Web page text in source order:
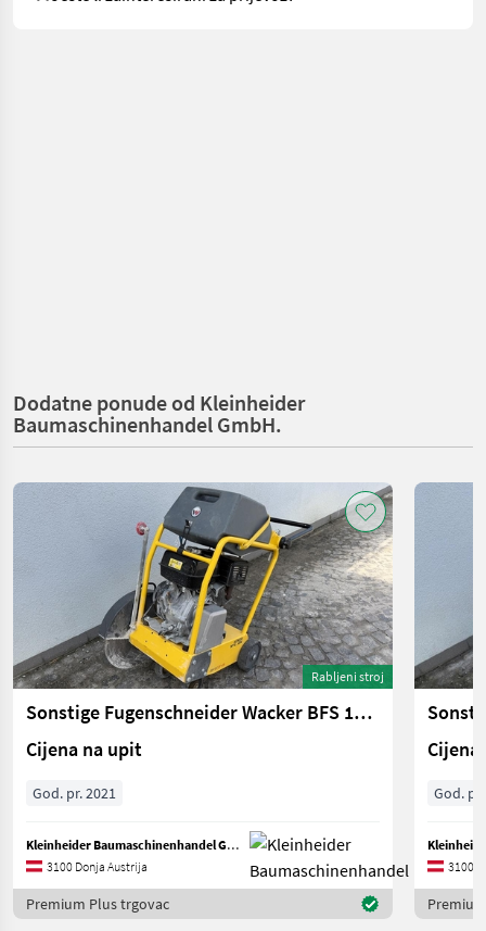
Dodatne ponude od Kleinheider
Baumaschinenhandel GmbH.
Rabljeni stroj
Sonstige Fugenschneider Wacker BFS 1345 CE
Cijena na upit
God. pr. 2021
Kleinheider Baumaschinenhandel GmbH.
3100 Donja Austrija
Premium Plus trgovac
God.
3100